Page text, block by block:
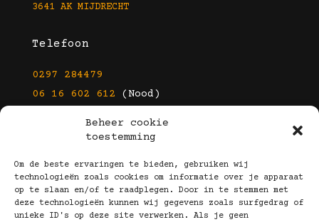
Beheer cookie
toestemming
Om de beste ervaringen te bieden, gebruiken wij
technologieën zoals cookies om informatie over je apparaat
op te slaan en/of te raadplegen. Door in te stemmen met
deze technologieën kunnen wij gegevens zoals surfgedrag of
unieke ID's op deze site verwerken. Als je geen
3641 AK MIJDRECHT
Telefoon
0297 284479
06 16 602 612 (Nood)
info@kootbrillen.nl
Volg Ons!